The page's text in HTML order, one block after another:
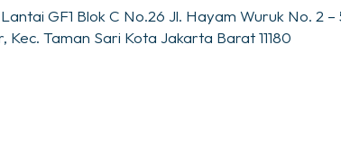
GF1 Blok C No.26 Jl. Hayam Wuruk No. 2 –
Kec. Taman Sari Kota Jakarta Barat 11180